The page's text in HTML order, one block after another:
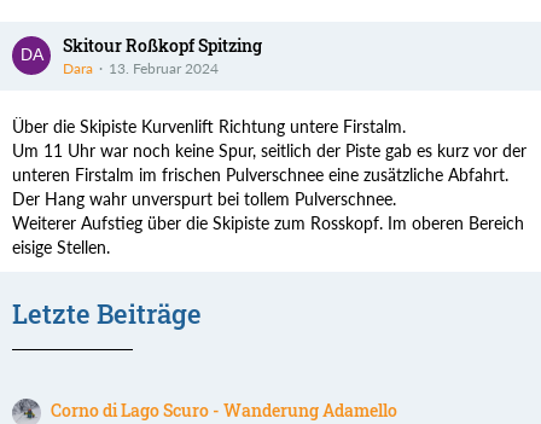
Skitour Roßkopf Spitzing
Dara 13. Februar 2024
Über die Skipiste Kurvenlift Richtung untere Firstalm.
Um 11 Uhr war noch keine Spur, seitlich der Piste gab es kurz vor der
unteren Firstalm im frischen Pulverschnee eine zusätzliche Abfahrt.
Der Hang wahr unverspurt bei tollem Pulverschnee.
Weiterer Aufstieg über die Skipiste zum Rosskopf. Im oberen Bereich
eisige Stellen.
Letzte Beiträge
Corno di Lago Scuro - Wanderung Adamello